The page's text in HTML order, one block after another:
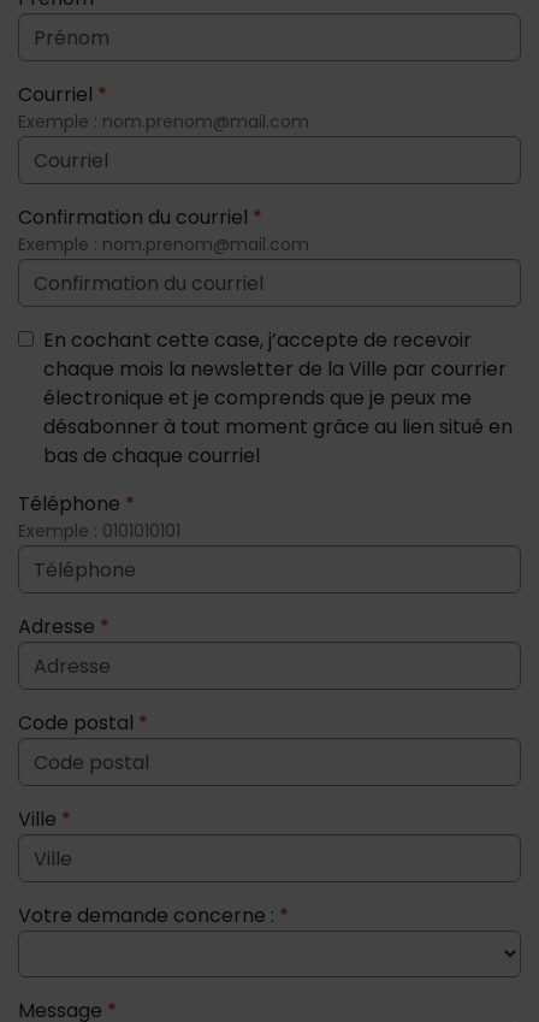
Courriel *
Exemple : nom.prenom@mail.com
Confirmation du courriel *
Exemple : nom.prenom@mail.com
En cochant cette case, j’accepte de recevoir
chaque mois la newsletter de la Ville par courrier
électronique et je comprends que je peux me
désabonner à tout moment grâce au lien situé en
bas de chaque courriel
Téléphone *
Exemple : 0101010101
Adresse *
Code postal *
Ville *
Votre demande concerne : *
Message *